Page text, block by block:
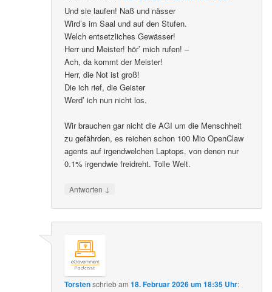
Und sie laufen! Naß und nässer
Wird’s im Saal und auf den Stufen.
Welch entsetzliches Gewässer!
Herr und Meister! hör’ mich rufen! –
Ach, da kommt der Meister!
Herr, die Not ist groß!
Die ich rief, die Geister
Werd’ ich nun nicht los.
Wir brauchen gar nicht die AGI um die Menschheit
zu gefährden, es reichen schon 100 Mio OpenClaw
agents auf irgendwelchen Laptops, von denen nur
0.1% irgendwie freidreht. Tolle Welt.
Antworten ↓
Torstenschriebam18. Februar 2026 um 18:35 Uhr: